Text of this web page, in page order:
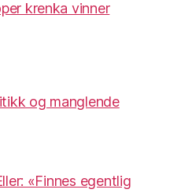
krenka vinner
og manglende
«Finnes egentlig